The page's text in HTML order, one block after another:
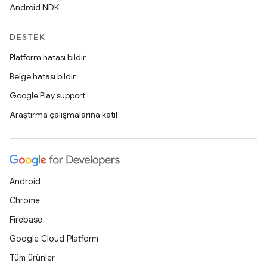
Android NDK
DESTEK
Platform hatası bildir
Belge hatası bildir
Google Play support
Araştırma çalışmalarına katıl
Android
Chrome
Firebase
Google Cloud Platform
Tüm ürünler